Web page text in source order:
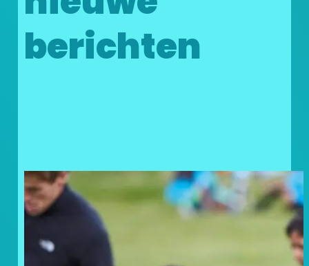
berichten